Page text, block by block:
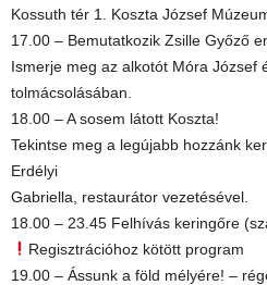
Kossuth tér 1. Koszta József
17.00 – Bemutatkozik Zsille Győző
Ismerje meg az alkotót Móra József
tolmácsolásában.
18.00 – A sosem látott Koszta!
Tekintse meg a legújabb hozzánk
Erdélyi
Gabriella, restaurátor vezetésével.
18.00 – 23.45 Felhívás keringőre
Regisztrációhoz kötött program
19.00 – Ássunk a föld mélyére! –